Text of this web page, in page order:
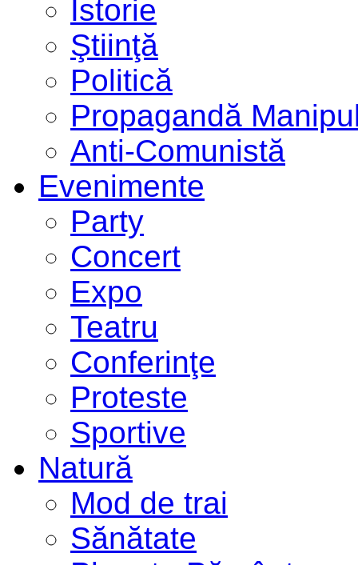
Istorie
Ştiinţă
Politică
Propagandă
Anti-Comunistă
Evenimente
Party
Concert
Expo
Teatru
Conferinţe
Proteste
Sportive
Natură
Mod de trai
Sănătate